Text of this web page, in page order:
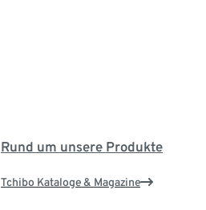
Rund um unsere Produkte
Tchibo Kataloge & Magazine